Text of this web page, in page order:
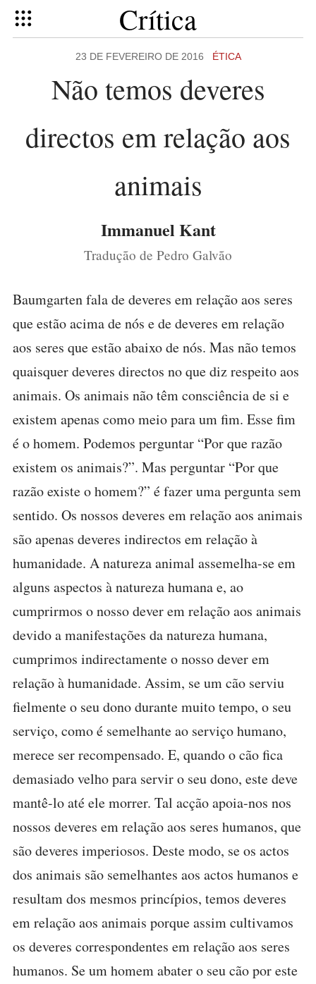
Crítica
23 DE FEVEREIRO DE 2016 ÉTICA
Não temos deveres
directos em relação aos
animais
Immanuel Kant
Tradução de Pedro Galvão
Baumgarten fala de deveres em relação aos seres
que estão acima de nós e de deveres em relação
aos seres que estão abaixo de nós. Mas não temos
quaisquer deveres directos no que diz respeito aos
animais. Os animais não têm consciência de si e
existem apenas como meio para um fim. Esse fim
é o homem. Podemos perguntar “Por que razão
existem os animais?”. Mas perguntar “Por que
razão existe o homem?” é fazer uma pergunta sem
sentido. Os nossos deveres em relação aos animais
são apenas deveres indirectos em relação à
humanidade. A natureza animal assemelha-se em
alguns aspectos à natureza humana e, ao
cumprirmos o nosso dever em relação aos animais
devido a manifestações da natureza humana,
cumprimos indirectamente o nosso dever em
relação à humanidade. Assim, se um cão serviu
fielmente o seu dono durante muito tempo, o seu
serviço, como é semelhante ao serviço humano,
merece ser recompensado. E, quando o cão fica
demasiado velho para servir o seu dono, este deve
mantê-lo até ele morrer. Tal acção apoia-nos nos
nossos deveres em relação aos seres humanos, que
são deveres imperiosos. Deste modo, se os actos
dos animais são semelhantes aos actos humanos e
resultam dos mesmos princípios, temos deveres
em relação aos animais porque assim cultivamos
os deveres correspondentes em relação aos seres
humanos. Se um homem abater o seu cão por este